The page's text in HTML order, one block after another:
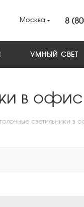
Москва 8
УМНЫЙ СВЕТ
в
светильники в